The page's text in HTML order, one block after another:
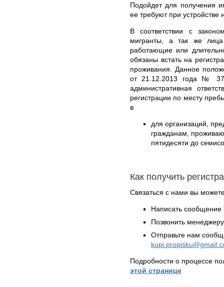
Подойдет для получения
ее требуют при устройстве
В соответствии с
мигранты, а так же
работающие или
обязаны встать на
проживания. Данное
от 21.12.2013 года №
административная
регистрации по месту
в
для организаций,
гражданам,
пятидесяти до
Как получить
Связаться с нами вы
Написать
Позвонить
Отправьте нам
Подробности о процессе
этой странице